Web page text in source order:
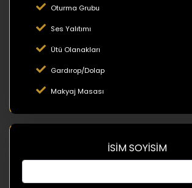
Oturma Grubu
Ses Yalıtımı
Ütü Olanakları
Gardırop/Dolap
Makyaj Masası
İSİM SOYİSİM